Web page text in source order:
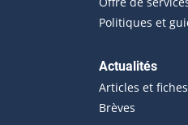
Politiques et
Actualités
Articles et
Brèves